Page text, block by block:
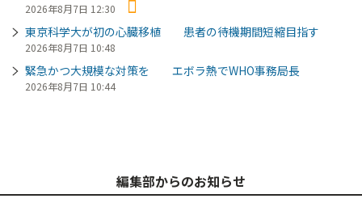
2026年8月7日 12:30
東京科学大が初の心臓移植 患者の待機期間短縮目指す
2026年8月7日 10:48
緊急かつ大規模な対策を エボラ熱でWHO事務局長
2026年8月7日 10:44
編集部からのお知らせ